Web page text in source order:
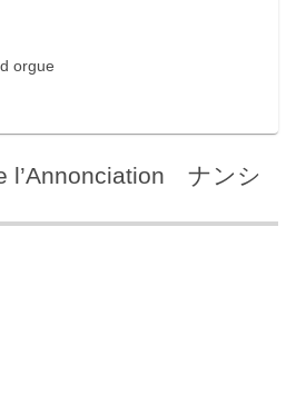
orgue
l’Annonciation ナンシ